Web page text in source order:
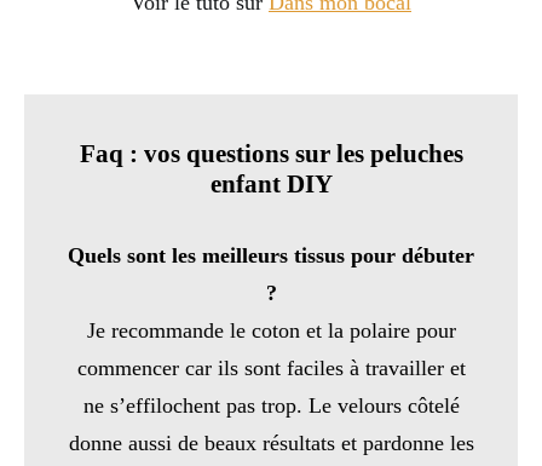
Faq : vos questions sur les peluches
enfant DIY
Quels sont les meilleurs tissus pour débuter
?
Je recommande le coton et la polaire pour
commencer car ils sont faciles à travailler et
ne s’effilochent pas trop. Le velours côtelé
donne aussi de beaux résultats et pardonne les